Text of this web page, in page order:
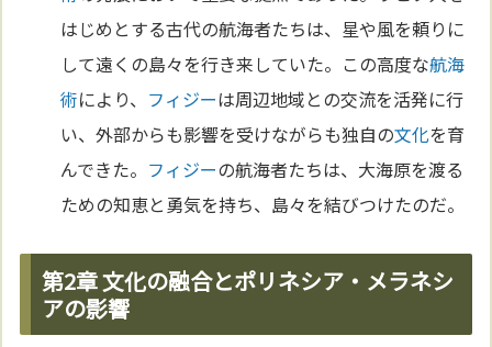
はじめとする古代の航海者たちは、星や風を頼りに
して遠くの島々を行き来していた。この高度な航海
術により、 フィジーは周辺地域との交流を活発に行
い、外部からも影響を受けながらも独自の文化を育
んできた。 フィジーの航海者たちは、大海原を渡る
ための知恵と勇気を持ち、島々を結びつけたのだ。
第2章 文化の融合とポリネシア・メラネシ
アの影響